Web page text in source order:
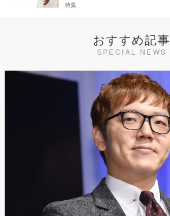
特集
おすすめ記事
SPECIAL NEWS